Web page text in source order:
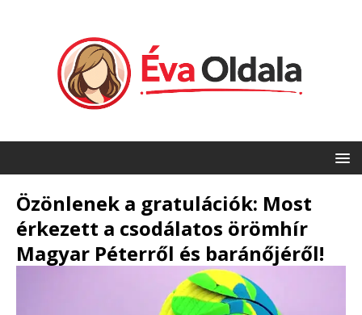
Özönlenek a gratulációk: Most
érkezett a csodálatos örömhír
Magyar Péterről és baránőjéről!